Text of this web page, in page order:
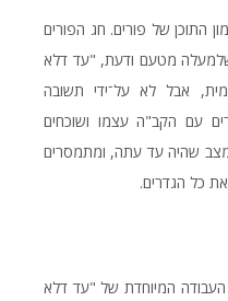
התוכן של פורים. חג הפורים
מטעם ודעת, "עד דלא
אבל לא על־ידי תשובה
עם הקב"ה עצמו ושוכחים
שהיה עד עתה, ומתמסרים
כל הגדרים.
העבודה המיוחדת של "עד דלא